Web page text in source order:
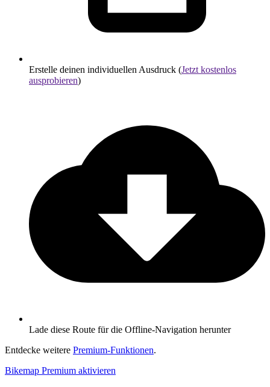
Erstelle deinen individuellen Ausdruck (Jetzt kostenlos
ausprobieren)
Lade diese Route für die Offline-Navigation herunter
Entdecke weitere Premium-Funktionen.
Bikemap Premium aktivieren